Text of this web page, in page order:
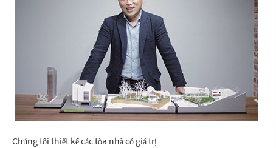
Chúng tôi thiết kế các tòa nhà có giá trị.